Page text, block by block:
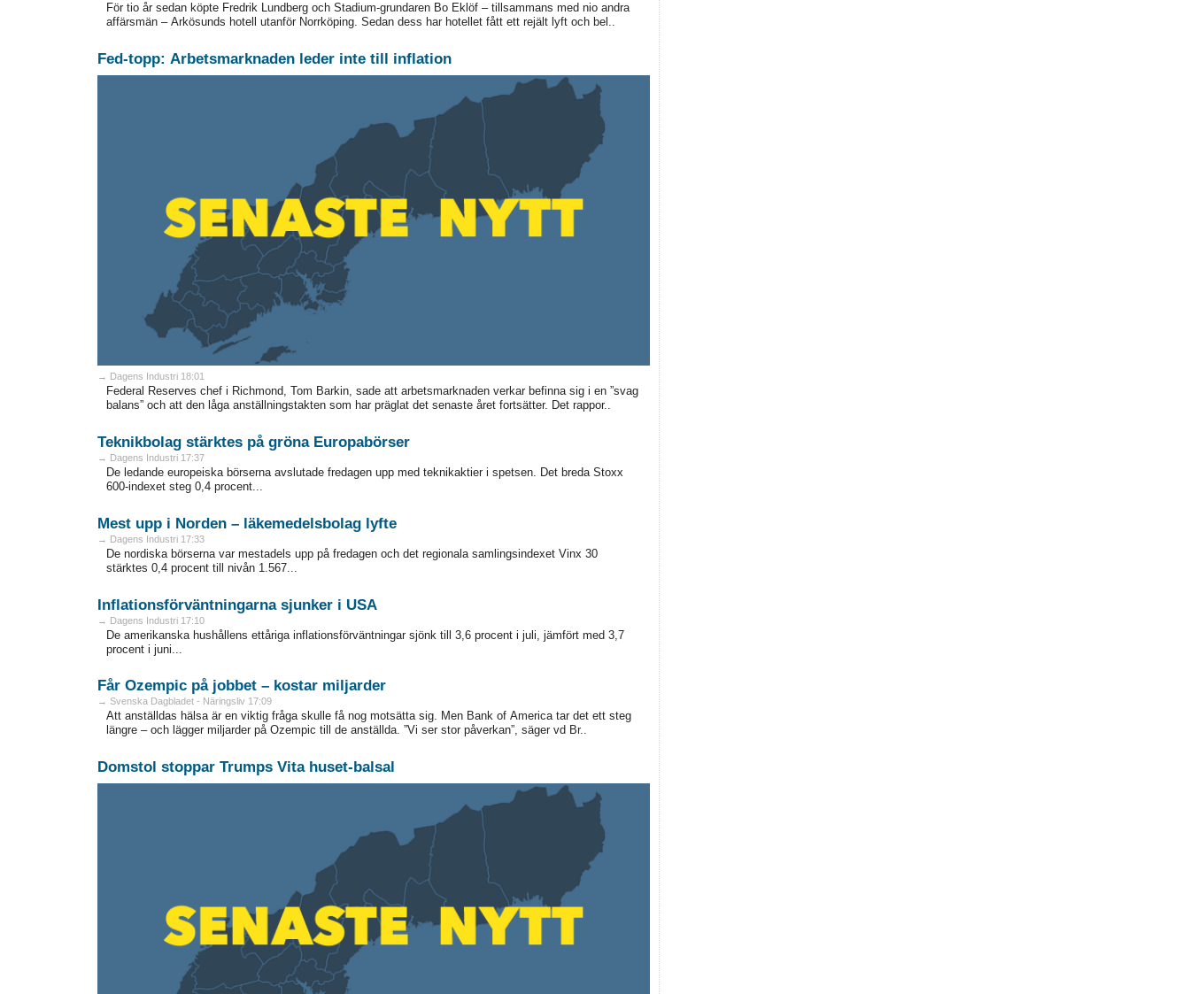
För tio år sedan köpte Fredrik Lundberg och Stadium-grundaren Bo Eklöf – tillsammans med nio andra
affärsmän – Arkösunds hotell utanför Norrköping. Sedan dess har hotellet fått ett rejält lyft och bel..
Fed-topp: Arbetsmarknaden leder inte till inflation
→ Dagens Industri 18:01
Federal Reserves chef i Richmond, Tom Barkin, sade att arbetsmarknaden verkar befinna sig i en ”svag
balans” och att den låga anställningstakten som har präglat det senaste året fortsätter. Det rappor..
Teknikbolag stärktes på gröna Europabörser
→ Dagens Industri 17:37
De ledande europeiska börserna avslutade fredagen upp med teknikaktier i spetsen. Det breda Stoxx
600-indexet steg 0,4 procent...
Mest upp i Norden – läkemedelsbolag lyfte
→ Dagens Industri 17:33
De nordiska börserna var mestadels upp på fredagen och det regionala samlingsindexet Vinx 30
stärktes 0,4 procent till nivån 1.567...
Inflationsförväntningarna sjunker i USA
→ Dagens Industri 17:10
De amerikanska hushållens ettåriga inflationsförväntningar sjönk till 3,6 procent i juli, jämfört med 3,7
procent i juni...
Får Ozempic på jobbet – kostar miljarder
→ Svenska Dagbladet - Näringsliv 17:09
Att anställdas hälsa är en viktig fråga skulle få nog motsätta sig. Men Bank of America tar det ett steg
längre – och lägger miljarder på Ozempic till de anställda. ”Vi ser stor påverkan”, säger vd Br..
Domstol stoppar Trumps Vita huset-balsal